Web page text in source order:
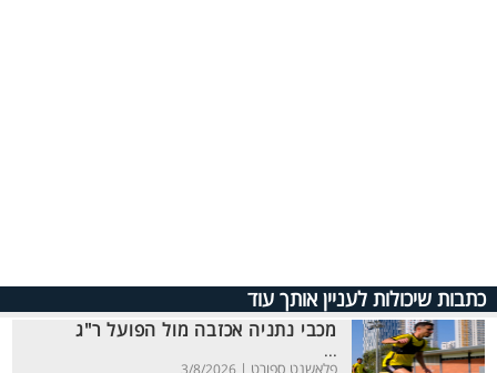
כתבות שיכולות לעניין אותך עוד
מכבי נתניה אכזבה מול הפועל ר"ג
...